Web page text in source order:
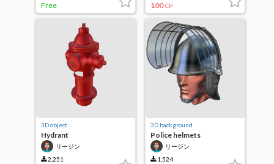
Free 100 CP
3D object
Hydrant
リージン
2,251
3D background
Police helmets
リージン
1,524